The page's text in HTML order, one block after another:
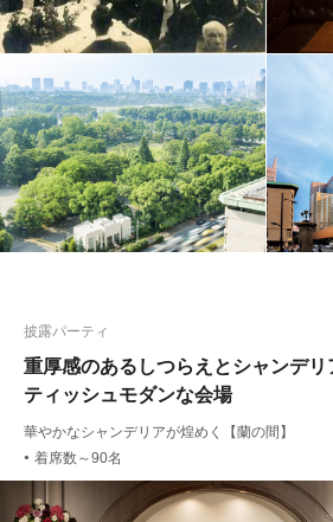
重厚感のあるしつらえとシャンデリ
ティッシュモダンな会場
披露パーティ
華やかなシャンデリアが煌めく【蘭の間】
● 着席数～90名